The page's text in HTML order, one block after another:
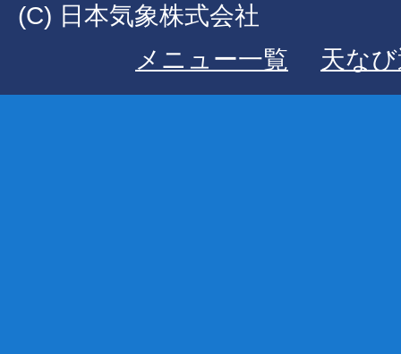
(C) 日本気象株式会社
メニュー一覧
天な